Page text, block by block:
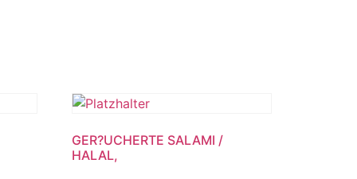
GER?UCHERTE SALAMI /
HALAL,